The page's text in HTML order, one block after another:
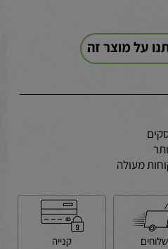
על מוצר זה
מעולה
קנייה